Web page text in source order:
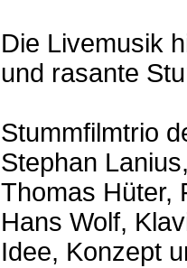
Die Livemusik
und rasante
Stummfilmtrio
Stephan
Thomas Hüter,
Hans Wolf,
Idee, Konzept